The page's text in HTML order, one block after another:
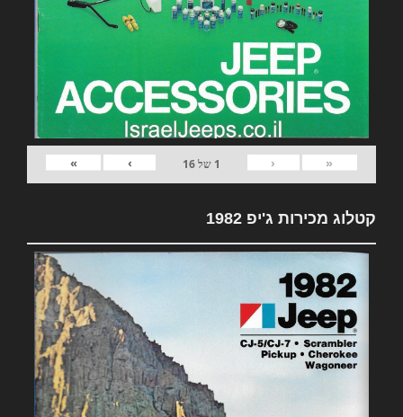
«
‹
1 של16
›
»
קטלוג מכירות ג'יפ 1982